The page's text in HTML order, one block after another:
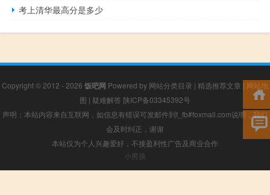
考上清华最高分是多少
Copyright © 2012 - 2026 饭吧网 Powered by 网站分类目录 | 精选推荐文章 | 网站地
图 | 疑难解答 陕ICP备03345392号
声明：本站内容来自互联网，如信息有错误可发邮件到f_fb#foxmail.com说明，我们
会及时纠正，谢谢
本站仅为个人兴趣爱好，不接盈利性广告及商业合作
小男孩